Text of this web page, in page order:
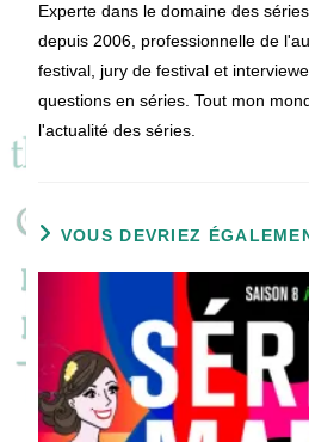
Experte dans le domaine des
depuis 2006, professionnelle de
festival, jury de festival et
questions en séries. Tout mon
l'actualité des séries.
VOUS DEVRIEZ